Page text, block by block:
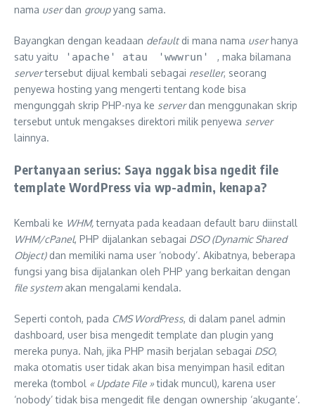
nama userdan groupyang sama.
Bayangkan dengan keadaan defaultdi mana nama userhanya
satu yaitu
'apache' atau 'wwwrun'
, maka bilamana
servertersebut dijual kembali sebagai reseller, seorang
penyewa hosting yang mengerti tentang kode bisa
mengunggah skrip PHP-nya ke serverdan menggunakan skrip
tersebut untuk mengakses direktori milik penyewa server
lainnya.
Pertanyaan serius: Saya nggak bisa ngedit file
template WordPress via wp-admin, kenapa?
Kembali ke WHM,ternyata pada keadaan default baru diinstall
WHM/cPanel, PHP dijalankan sebagai DSO (Dynamic Shared
Object)dan memiliki nama user ‘nobody’. Akibatnya, beberapa
fungsi yang bisa dijalankan oleh PHP yang berkaitan dengan
file systemakan mengalami kendala.
Seperti contoh, pada CMS WordPress, di dalam panel admin
dashboard, user bisa mengedit template dan plugin yang
mereka punya. Nah, jika PHP masih berjalan sebagai DSO,
maka otomatis user tidak akan bisa menyimpan hasil editan
mereka (tombol « Update File »tidak muncul), karena user
‘nobody’ tidak bisa mengedit file dengan ownership ‘akugante’.